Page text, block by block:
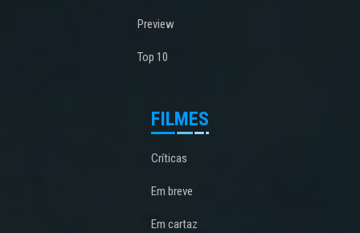
Preview
Top 10
FILMES
Críticas
Em breve
Em cartaz